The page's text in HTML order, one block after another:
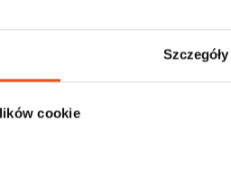
Szczegóły
cookie